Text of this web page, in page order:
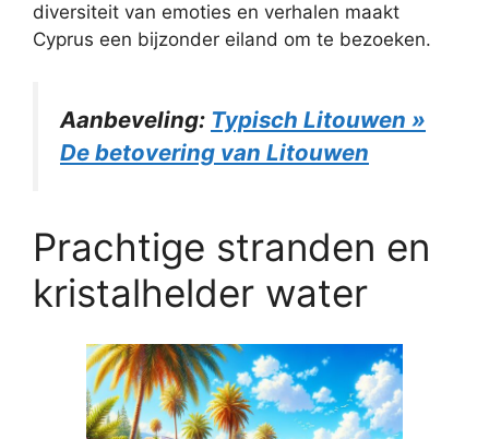
diversiteit van emoties en verhalen maakt
Cyprus een bijzonder eiland om te bezoeken.
Aanbeveling: Typisch Litouwen »
De betovering van Litouwen
Prachtige stranden en
kristalhelder water